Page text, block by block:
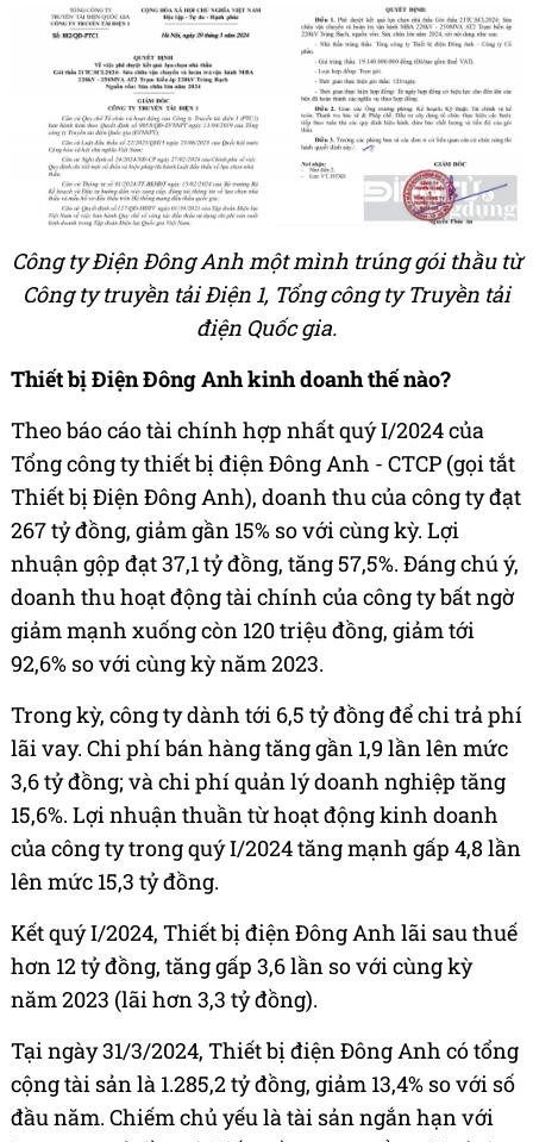
Công ty Điện Đông Anh một mình trúng gói thầu từ
Công ty truyền tải Điện 1, Tổng công ty Truyền tải
điện Quốc gia.
Thiết bị Điện Đông Anh kinh doanh thế nào?
Theo báo cáo tài chính hợp nhất quý I/2024 của
Tổng công ty thiết bị điện Đông Anh - CTCP (gọi tắt
Thiết bị Điện Đông Anh), doanh thu của công ty đạt
267 tỷ đồng, giảm gần 15% so với cùng kỳ. Lợi
nhuận gộp đạt 37,1 tỷ đồng, tăng 57,5%. Đáng chú ý,
doanh thu hoạt động tài chính của công ty bất ngờ
giảm mạnh xuống còn 120 triệu đồng, giảm tới
92,6% so với cùng kỳ năm 2023.
Trong kỳ, công ty dành tới 6,5 tỷ đồng để chi trả phí
lãi vay. Chi phí bán hàng tăng gần 1,9 lần lên mức
3,6 tỷ đồng; và chi phí quản lý doanh nghiệp tăng
15,6%. Lợi nhuận thuần từ hoạt động kinh doanh
của công ty trong quý I/2024 tăng mạnh gấp 4,8 lần
lên mức 15,3 tỷ đồng.
Kết quý I/2024, Thiết bị điện Đông Anh lãi sau thuế
hơn 12 tỷ đồng, tăng gấp 3,6 lần so với cùng kỳ
năm 2023 (lãi hơn 3,3 tỷ đồng).
Tại ngày 31/3/2024, Thiết bị điện Đông Anh có tổng
cộng tài sản là 1.285,2 tỷ đồng, giảm 13,4% so với số
đầu năm. Chiếm chủ yếu là tài sản ngắn hạn với